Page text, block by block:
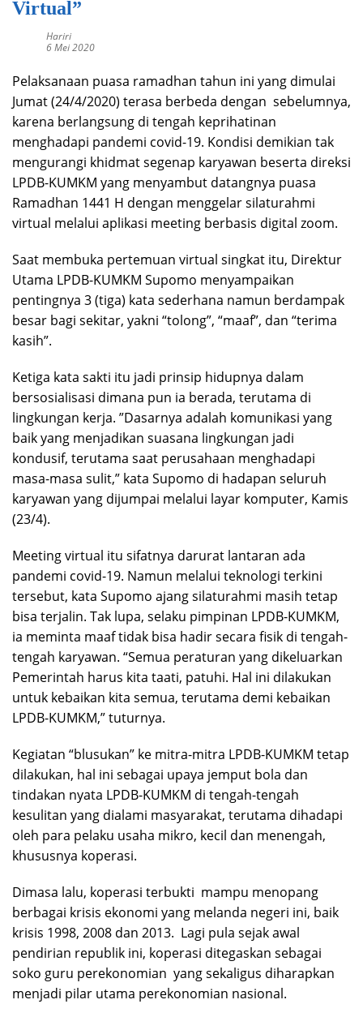
Virtual”
Hariri
6 Mei 2020
Pelaksanaan puasa ramadhan tahun ini yang dimulai
Jumat (24/4/2020) terasa berbeda dengan sebelumnya,
karena berlangsung di tengah keprihatinan
menghadapi pandemi covid-19. Kondisi demikian tak
mengurangi khidmat segenap karyawan beserta direksi
LPDB-KUMKM yang menyambut datangnya puasa
Ramadhan 1441 H dengan menggelar silaturahmi
virtual melalui aplikasi meeting berbasis digital zoom.
Saat membuka pertemuan virtual singkat itu, Direktur
Utama LPDB-KUMKM Supomo menyampaikan
pentingnya 3 (tiga) kata sederhana namun berdampak
besar bagi sekitar, yakni “tolong”, “maaf”, dan “terima
kasih”.
Ketiga kata sakti itu jadi prinsip hidupnya dalam
bersosialisasi dimana pun ia berada, terutama di
lingkungan kerja. ”Dasarnya adalah komunikasi yang
baik yang menjadikan suasana lingkungan jadi
kondusif, terutama saat perusahaan menghadapi
masa-masa sulit,” kata Supomo di hadapan seluruh
karyawan yang dijumpai melalui layar komputer, Kamis
(23/4).
Meeting virtual itu sifatnya darurat lantaran ada
pandemi covid-19. Namun melalui teknologi terkini
tersebut, kata Supomo ajang silaturahmi masih tetap
bisa terjalin. Tak lupa, selaku pimpinan LPDB-KUMKM,
ia meminta maaf tidak bisa hadir secara fisik di tengah-
tengah karyawan. “Semua peraturan yang dikeluarkan
Pemerintah harus kita taati, patuhi. Hal ini dilakukan
untuk kebaikan kita semua, terutama demi kebaikan
LPDB-KUMKM,” tuturnya.
Kegiatan “blusukan” ke mitra-mitra LPDB-KUMKM tetap
dilakukan, hal ini sebagai upaya jemput bola dan
tindakan nyata LPDB-KUMKM di tengah-tengah
kesulitan yang dialami masyarakat, terutama dihadapi
oleh para pelaku usaha mikro, kecil dan menengah,
khususnya koperasi.
Dimasa lalu, koperasi terbukti mampu menopang
berbagai krisis ekonomi yang melanda negeri ini, baik
krisis 1998, 2008 dan 2013. Lagi pula sejak awal
pendirian republik ini, koperasi ditegaskan sebagai
soko guru perekonomian yang sekaligus diharapkan
menjadi pilar utama perekonomian nasional.